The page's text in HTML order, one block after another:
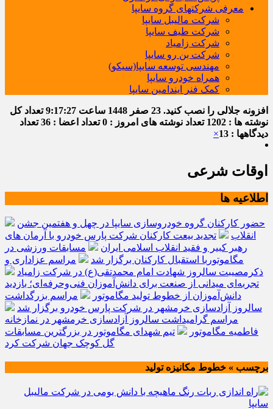
معرفی شرکتهای گروه سایپا
شرکت مالیبل سایپا
شرکت طیف سایپا
شرکت زامیاد
شرکت بن رو سایپا
مهندسی توسعه سایپا(سیکو)
همراه خودرو سایپا
کمک فنر ایندامین سایپا
افزونه جلالی را نصب کنید. 23 صفر 1448 ساعت 9:17:27تعداد کل
نوشته ها : 1202
تعداد نوشته های امروز : 0 تعداد اعضا : 36
تعداد
دیدگاهها : 13
×
اوقات شرعی
اطلاعیه ها
حضور کارکنان گروه خودروسازی سایپا در چهل و هفتمین جشن
انقلاب
تجدید بیعت کارکنان شرکت پارس خودرو با آرمان های
رهبر کبیر و فقید انقلاب اسلامی ایران
مسابقات ورزشی در
مگاموتوربا استقبال کارکنان برگزار شد
مراسم عزاداری و
ذکرمصیبت سالروز شهادت امام محمدتقی(ع) در شرکت زامیاد
تجربه‌ای میدانی از صنعت برای دانش‌آموزان فنی‌وحرفه‌ای؛ بازدید
دانش‌آموزان از خطوط تولید مگاموتور
مراسم بزرگداشت
سالروز آزادسازی خرمشهر در شرکت پارس خودرو برگزار شد
مراسم گرامیداشت سالروز آزادسازی خرمشهر در نمازخانه
فاطمیه مگاموتور
تیم شهدای مگاموتور در بزرگترین مسابقات
گل کوچک جهان شرکت کرد
برچسب » خطوط مکانیزه تولید